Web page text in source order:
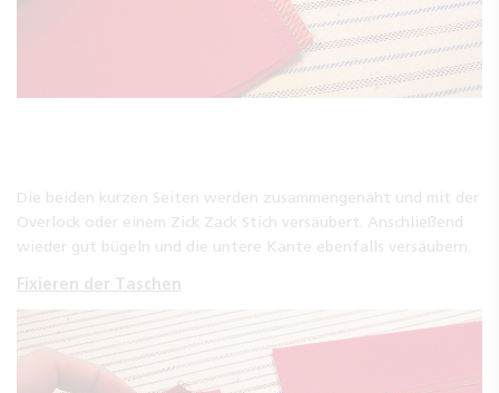
Die beiden kurzen Seiten werden zusammengenäht und mit der
Overlock oder einem Zick Zack Stich versäubert. Anschließend
wieder gut bügeln und die untere Kante ebenfalls versäubern.
Fixieren der Taschen